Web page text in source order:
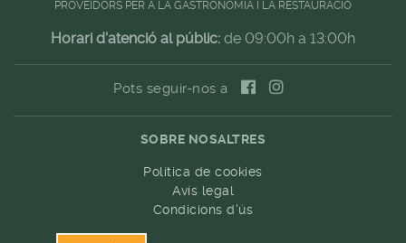
PROVEÏDORS PER A LA GASTRONOMIA I LA RESTAURACIÓ
Horari d'atenció al públic: de 09:00h a 13:00h
Pots seguir-nos a
SOBRE NOSALTRES
Política de cookies
Avís legal
Condicions d'ús